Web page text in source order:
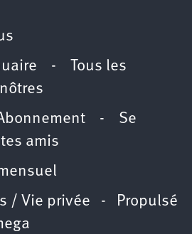
-
Tous les
- Se
amis
/ Vie privée - Propulsé